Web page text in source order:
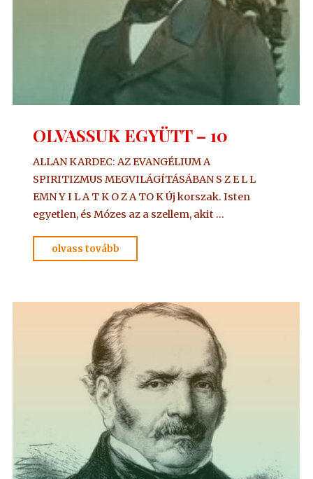
OLVASSUK EGYÜTT – 10
ALLAN KARDEC: AZ EVANGÉLIUM A
SPIRITIZMUS MEGVILÁGÍTÁSÁBAN S Z E L L
EMN Y I L A T K O Z A TO K Új korszak. Isten
egyetlen, és Mózes az a szellem, akit …
olvass tovább
EGYÜTT
10"